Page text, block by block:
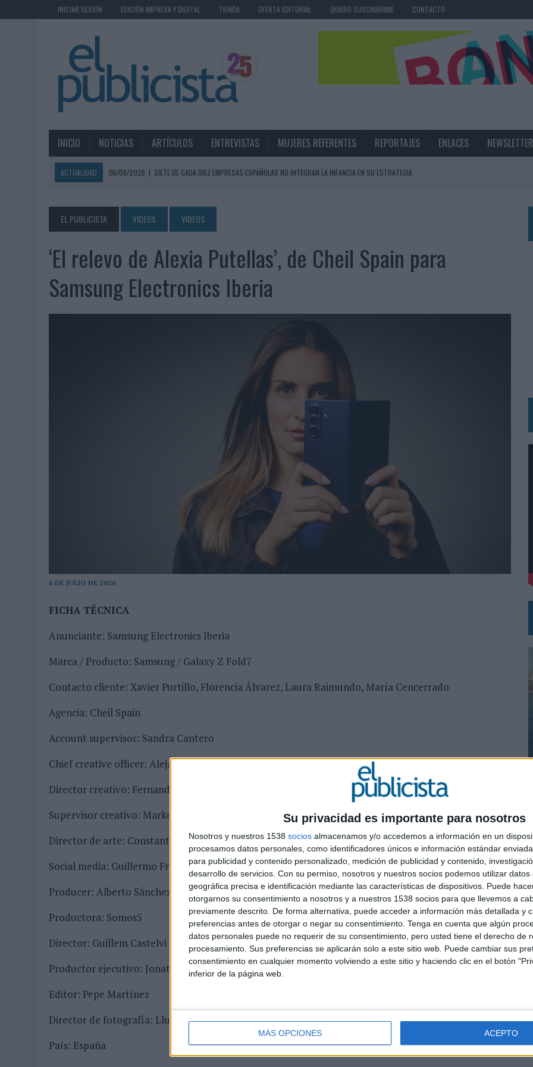
Su privacidad es importante para nosotros
Nosotros y nuestros 1538 socios almacenamos y/o accedemos a información en un
procesamos datos personales, como identificadores únicos e información estándar
para publicidad y contenido personalizado, medición de publicidad y contenido,
desarrollo de servicios. Con su permiso, nosotros y nuestros socios podemos utilizar datos
geográfica precisa e identificación mediante las características de dispositivos. Puede
otorgarnos su consentimiento a nosotros y a nuestros 1538 socios para que llevemos a
previamente descrito. De forma alternativa, puede acceder a información más detallada y
preferencias antes de otorgar o negar su consentimiento. Tenga en cuenta que algún
datos personales puede no requerir de su consentimiento, pero usted tiene el derecho de
procesamiento. Sus preferencias se aplicarán solo a este sitio web. Puede cambiar sus
consentimiento en cualquier momento volviendo a este sitio y haciendo clic en el botón
inferior de la página web.
MÁS OPCIONES ACEPTO
INICIAR SESIÓN EDICIÓN IMPRESA Y DIGITAL TIENDA OFERTA EDITORIAL QUIERO SUSCRIBIRME CONTACTO
INICIO NOTICIAS ARTÍCULOS ENTREVISTAS MUJERES REFERENTES REPORTAJES ENLACES NEWSLETTER
ACTUALIDAD 06/08/2026 | SIETE DE CADA DIEZ EMPRESAS ESPAÑOLAS NO INTEGRAN LA INFANCIA EN SU ESTRATEGIA
06/08/2026 | EL USO DE LA IA GENERATIVA ALCANZA YA AL 62% DE LOS ESPAÑOLES
06/08/2026
SYSTEM1 NOMBRA A KIMBERLY BASTONI COMO NUEVA DIRECTORA COMERCIAL GLOBAL
06/08/2026 | FRIGO Y UNIQLO LANZAN UNA COLECCIÓN PERSONALIZABLE INSPIRADA EN CORNETTO, CALIPPO Y SOLERO
06/08/2026
LA IA ESTÁ SUBIENDO EL LISTÓN DE LA CREATIVIDAD
LOPESAN HOTELS & RESORTS ACERCA EL PARAÍSO CANARIO EN SU ÚLTIMA CAMPAÑA INTERNACIONAL
LUIS ARQUILLOS (BURGO DE ARIAS): “LA CONSTRUCCIÓN DE MARCA A LARGO PLAZO Y LA MEDICIÓN SON DOS CARAS DE LA MISMA
‘EL PARAÍSO MÁS CERCA’, DE 22GRADOS PARA LOPESAN HOTELS & RESORTS
‘LA ÚNICA CERVEZA DEL MUNDO QUE SE DISFRUTA DOS VECES’, DE INUSUALY PARA CERVEZA CAPAZ
‘EL FÚTBOL SIN LAS PERSONAS’, DE DENTSU CREATIVE PARA ORANGE
CAPAZ, LA CERVEZA QUE CONVIERTE CADA BOTELLA EN UNA OPORTUNIDAD DE INCLUSIÓN
BABARIA Y MAXIBON SON ‘EL MATCH PERFECTO DEL VERANO’
AUDIBLE REIVINDICA EL PODER TRANSFORMADOR DEL AUDIO EN SU NUEVA CAMPAÑA GLOBAL DE MARCA
‘VUELVE EL FÚTBOL. VUELVE A SOÑAR’, DE VML PARA MOVISTAR
MOVISTAR APELA A LA ILUSIÓN DE LAS AFICIONES PARA EL REGRESO DEL FÚTBOL
EL PUBLICISTA VIDEOS VIDEOS
‘El relevo de Alexia Putellas’, de Cheil Spain para
Samsung Electronics Iberia
6 DE JULIO DE 2026
FICHA TÉCNICA
Anunciante: Samsung Electronics Iberia
Marca / Producto: Samsung / Galaxy Z Fold7
Contacto cliente: Xavier Portillo, Florencia Álvarez, Laura Raimundo, María Cencerrado
Agencia: Cheil Spain
Account supervisor: Sandra Cantero
Chief creative officer: Alejandro Di Trolio
Director creativo: Fernando Rubín
Supervisor creativo: Markel Otxoa de Etxaguen
Director de arte: Constantino Navarro
Social media: Guillermo Frutos
Producer: Alberto Sánchez Mena, María Jimenez
Productora: Somos5
Director: Guillem Castelvi
Productor ejecutivo: Jonatan Andres, Lorena Gavotto
Editor: Pepe Martínez
Director de fotografía: Lluís NOUN, Marcel NOUN
País: España